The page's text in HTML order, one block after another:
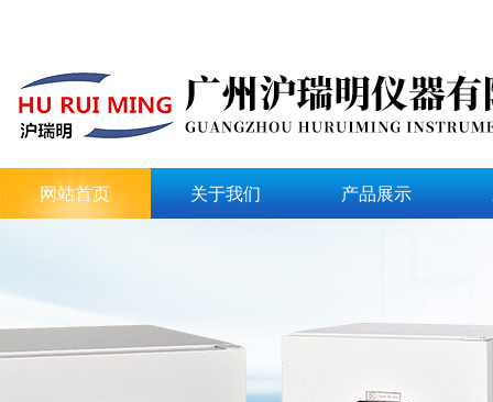
网站首页 关于我们 产品展示